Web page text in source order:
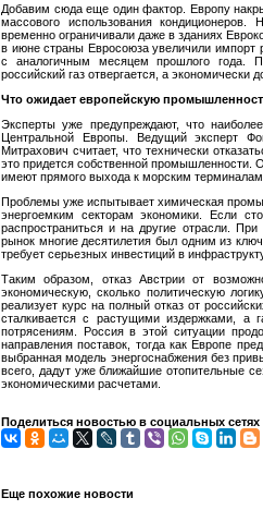
Добавим сюда еще один фактор. Европу
массового использования
временно ограничивали даже в зданиях
в июне страны Евросоюза увеличили импорт
с аналогичным месяцем прошлого года.
российский газ отвергается, а
Что ожидает европейскую
Эксперты уже предупреждают, что
Центральной Европы. Ведущий эксперт
Митрахович считает, что технически
это придется собственной промышленности.
имеют прямого выхода к морским
Проблемы уже испытывает химическая
энергоемким секторам экономики. Если
распространиться и на другие отрасли.
рынок многие десятилетия был одним из
требует серьезных инвестиций в
Таким образом, отказ Австрии от
экономическую, сколько политическую
реализует курс на полный отказ от
сталкивается с растущими издержками, а
потрясениям. Россия в этой ситуации
направления поставок, тогда как Европе
выбранная модель энергоснабжения без
всего, дадут уже ближайшие отопительные
экономическими расчетами.
Поделиться новостью в социальных сетях
Еще похожие новости